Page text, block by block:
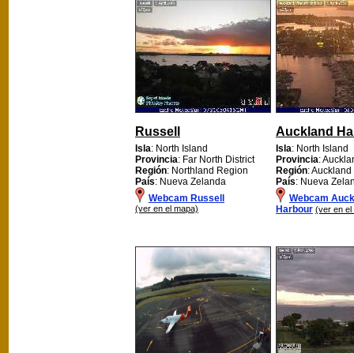
Russell
Isla: North Island
Provincia: Far North District
Región: Northland Region
País: Nueva Zelanda
Webcam Russell
(ver en el mapa)
Auckland
Isla: North Island
Provincia:
Región: Auckland
País: Nueva
Webcam
Harbour (ver en el